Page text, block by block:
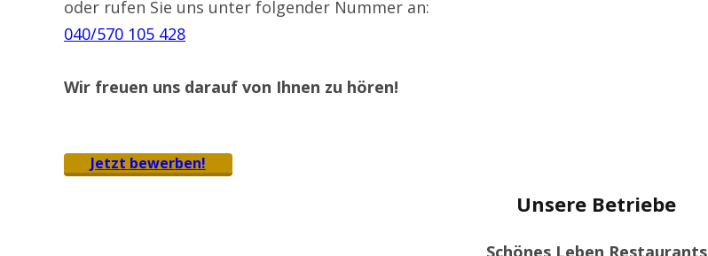
oder rufen Sie uns unter folgender Nummer an:
040/570 105 428
Wir freuen uns darauf von Ihnen zu hören!
Jetzt bewerben!
Unsere Betriebe
Schönes Leben Restaurants